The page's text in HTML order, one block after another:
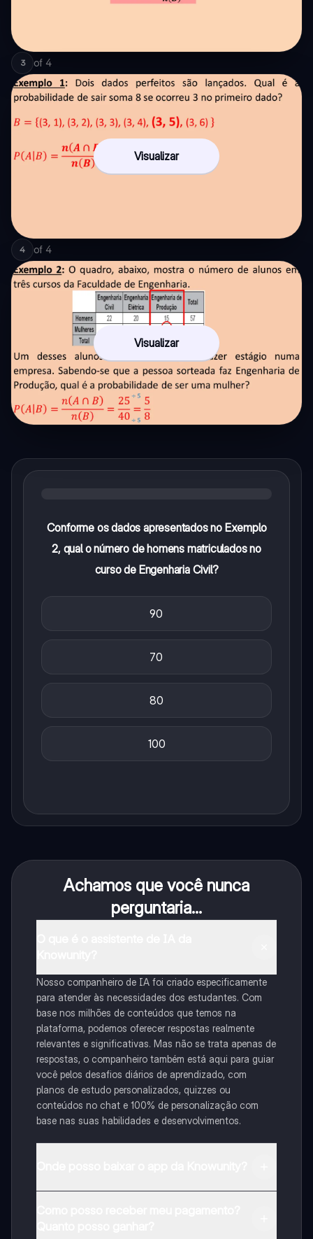
3 of 4
Visualizar
4 of 4
Visualizar
Conforme os dados apresentados no Exemplo
2, qual o número de homens matriculados no
curso de Engenharia Civil?
90
70
80
100
Achamos que você nunca
perguntaria...
Nosso companheiro de IA foi criado especificamente
para atender às necessidades dos estudantes. Com
base nos milhões de conteúdos que temos na
plataforma, podemos oferecer respostas realmente
relevantes e significativas. Mas não se trata apenas de
respostas, o companheiro também está aqui para guiar
você pelos desafios diários de aprendizado, com
planos de estudo personalizados, quizzes ou
conteúdos no chat e 100% de personalização com
base nas suas habilidades e desenvolvimentos.